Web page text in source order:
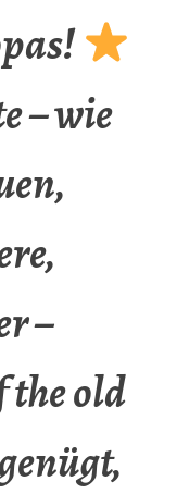
– wie
–
old